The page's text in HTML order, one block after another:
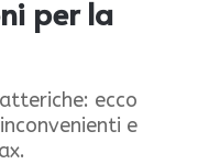
per la
ecco
e